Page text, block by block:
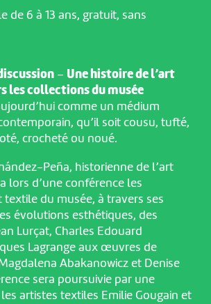
de 6 à 13 ans, gratuit, sans
– Une histoire de l’art
les collections du musée
comme un médium
qu’il soit cousu, tufté,
crocheté ou noué.
Peña, historienne de l’art
lors d’une conférence les
textile du musée, à travers ses
évolutions esthétiques, des
Lurçat, Charles Edouard
Lagrange aux œuvres de
Abakanowicz et Denise
sera poursuivie par une
artistes textiles Emilie Gougain et